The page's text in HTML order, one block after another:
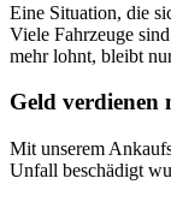
Eine Situation, die
Viele Fahrzeuge
mehr lohnt, bleibt
Geld
Mit unserem
Unfall beschädigt